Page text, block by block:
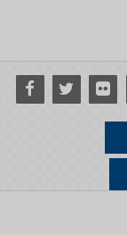
Facebook
Twitter Flickr